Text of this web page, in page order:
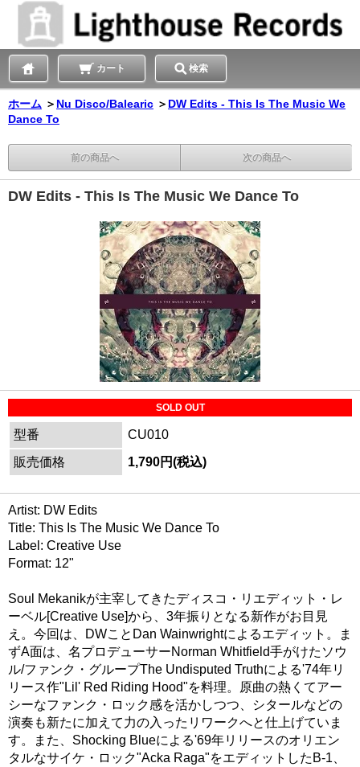
カート 検索
ホーム ＞ Nu Disco/Balearic ＞ DW Edits - This Is The Music We
Dance To
前の商品へ 次の商品へ
DW Edits - This Is The Music We Dance To
SOLD OUT
型番
CU010
販売価格
1,790円(税込)
Artist: DW Edits
Title: This Is The Music We Dance To
Label: Creative Use
Format: 12"
Soul Mekanikが主宰してきたディスコ・リエディット・レ
ーベル[Creative Use]から、3年振りとなる新作がお目見
え。今回は、DWことDan Wainwrightによるエディット。ま
ずA面は、名プロデューサーNorman Whitfield手がけたソウ
ル/ファンク・グループThe Undisputed Truthによる'74年リ
リース作"Lil' Red Riding Hood"を料理。原曲の熱くてアー
シーなファンク・ロック感を活かしつつ、シタールなどの
演奏も新たに加えて力の入ったリワークへと仕上げていま
す。また、Shocking Blueによる'69年リリースのオリエン
タルなサイケ・ロック"Acka Raga"をエディットしたB-1、